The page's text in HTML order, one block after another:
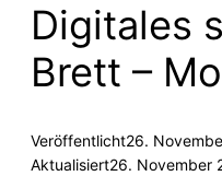
Digitales
Brett –
Veröffentlicht26.
Aktualisiert26. November